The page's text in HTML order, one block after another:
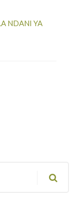
NDANI YA